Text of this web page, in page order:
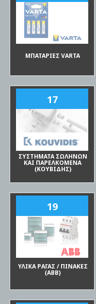
ΜΠΑΤΑΡΙΕΣ VARTA
17
ΣΥΣΤΗΜΑΤΑ ΣΩΛΗΝΩΝ
ΚΑΙ ΠΑΡΕΛΚΟΜΕΝΑ
(ΚΟΥΒΙΔΗΣ)
19
ΥΛΙΚΑ ΡΑΓΑΣ / ΠΙΝΑΚΕΣ
(ΑΒΒ)